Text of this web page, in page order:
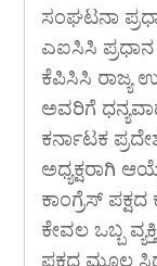
ಸಂಘಟನಾ
ಎಐಸಿಸಿ
ಕೆಪಿಸಿಸಿ ರಾಜ್ಯ
ಅವರಿಗೆ
ಕರ್ನಾಟಕ
ಅಧ್ಯಕ್ಷರಾಗಿ
ಕಾಂಗ್ರೆಸ್
ಕೇವಲ ಒಬ್ಬ
ಪಕ್ಷದ ಮೂಲ